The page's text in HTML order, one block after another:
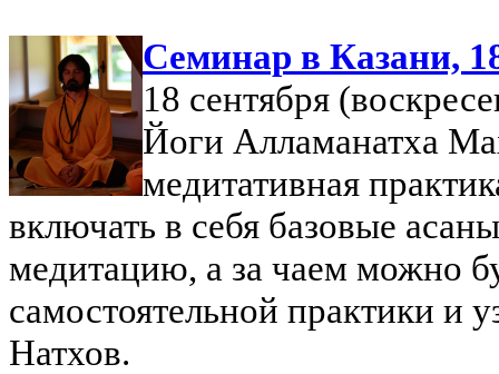
Семинар в Казани,
18 сентября
Йоги Алламанатха
медитативная
включать в себя базовые
медитацию, а за чаем можно
самостоятельной практики и
Натхов.